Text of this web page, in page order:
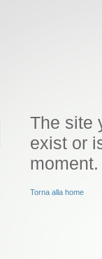
The site
exist or
moment.
Torna alla home